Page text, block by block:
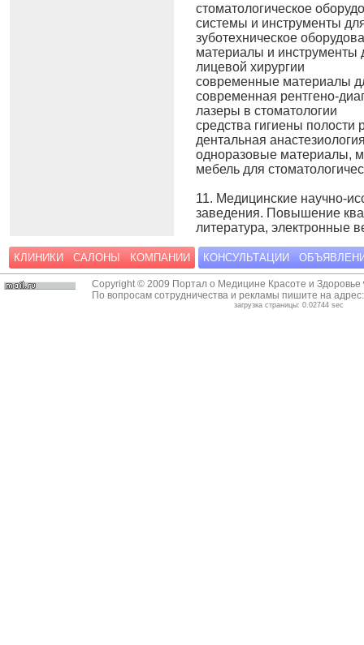
стоматологическое
системы и инструменты
зуботехническое
материалы и инструменты
лицевой хирургии
современные материалы
современная рентгено-
лазеры в стоматологии
средства гигиены полости
дентальная
одноразовые материалы,
мебель для
11. Медицинские научно-
заведения. Повышение
литература, электронные
КЛИНИКИ САЛОНЫ КОМПАНИИ КОНСУЛЬТАЦИИ
Copyright © 2009 Портал о Медицине Красоте и Здоровье
По вопросам сотрудничества и рекламы пишите на
загрузка страницы: 0.02744 sec